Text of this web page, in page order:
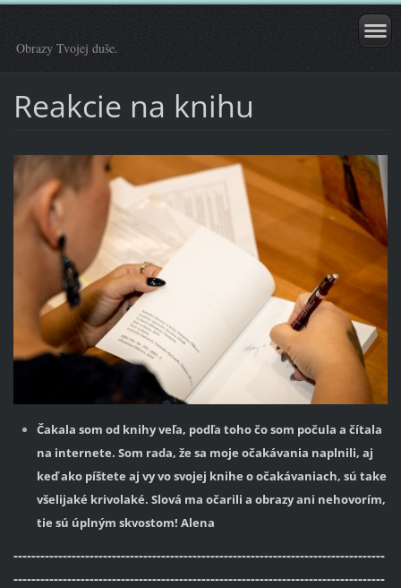
Obrazy Tvojej duše.
Reakcie na knihu
Čakala som od knihy veľa, podľa toho čo som počula a čítala
na internete. Som rada, že sa moje očakávania naplnili, aj
keď ako píštete aj vy vo svojej knihe o očakávaniach, sú take
všelijaké krivolaké. Slová ma očarili a obrazy ani nehovorím,
tie sú úplným skvostom! Alena
-----------------------------------------------------------------------------------
-----------------------------------------------------------------------------------